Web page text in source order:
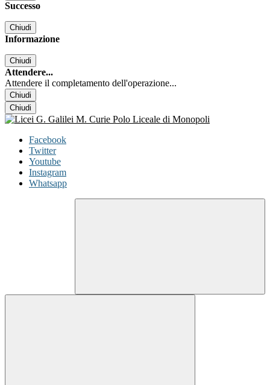
Successo
Chiudi
Informazione
Chiudi
Attendere...
Attendere il completamento dell'operazione...
Chiudi
Chiudi
Facebook
Twitter
Youtube
Instagram
Whatsapp